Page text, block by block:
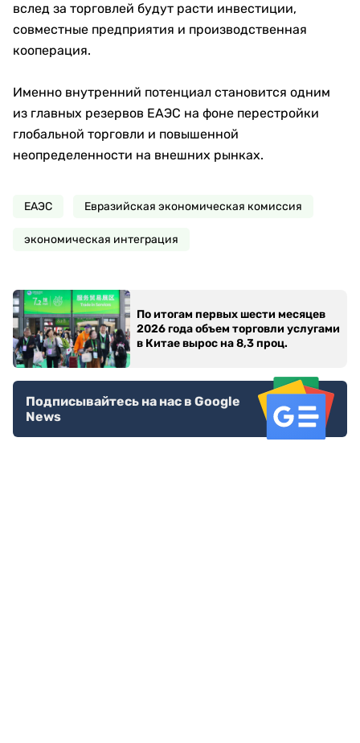
вслед за торговлей будут расти инвестиции,
совместные предприятия и производственная
кооперация.
Именно внутренний потенциал становится одним
из главных резервов ЕАЭС на фоне перестройки
глобальной торговли и повышенной
неопределенности на внешних рынках.
ЕАЭС Евразийская экономическая комиссия
экономическая интеграция
По итогам первых шести месяцев
2026 года объем торговли услугами
в Китае вырос на 8,3 проц.
Подписывайтесь на нас в Google
News